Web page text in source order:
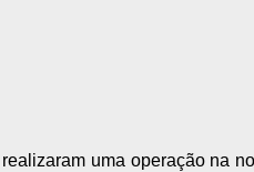
uma operação na